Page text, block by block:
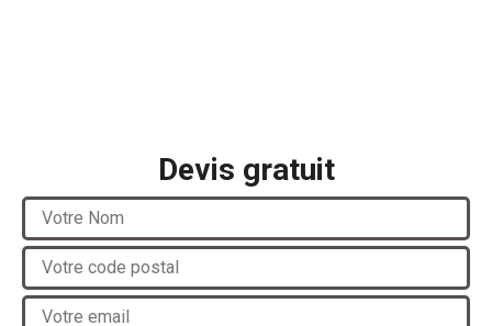
Devis gratuit